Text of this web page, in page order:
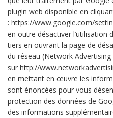
plugin web disponible en
: https://www.google.com/
en outre désactiver l’utilisation
tiers en ouvrant la page de
du réseau (Network
sur http://
en mettant en œuvre les
sont énoncées pour vous
protection des données de
des informations